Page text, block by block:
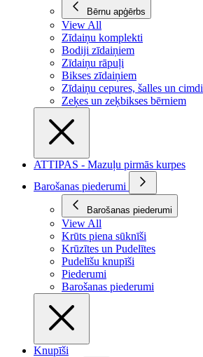
Bērnu apģērbs
View All
Zīdaiņu komplekti
Bodiji zīdaiņiem
Zīdaiņu rāpuļi
Bikses zīdaiņiem
Zīdaiņu cepures, šalles un cimdi
Zeķes un zeķbikses bērniem
ATTIPAS - Mazuļu pirmās kurpes
Barošanas piederumi
Barošanas piederumi
View All
Krūts piena sūknīši
Krūzītes un Pudelītes
Pudelīšu knupīši
Piederumi
Barošanas piederumi
Knupīši